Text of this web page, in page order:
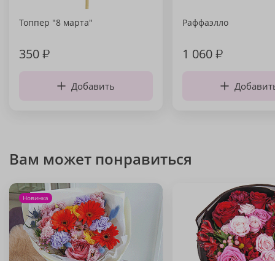
Топпер "8 марта"
350₽
Добавить
Раффаэлло
1 060₽
Вам может понравиться
Новинка